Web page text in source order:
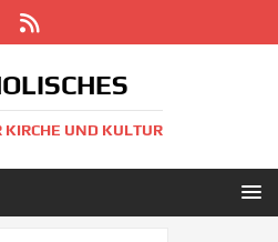
KIRCHE UND KULTUR